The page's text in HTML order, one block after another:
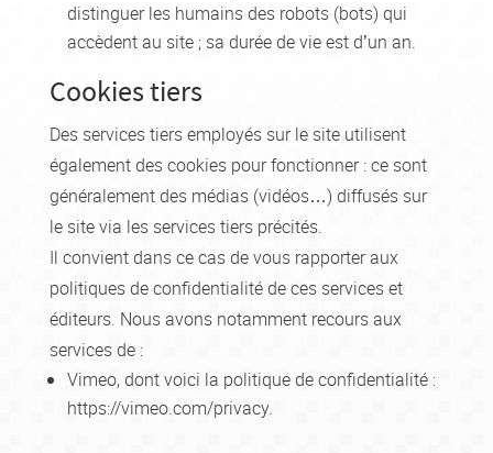
distinguer les humains des robots (bots) qui
accèdent au site ; sa durée de vie est d’un an.
Cookies tiers
Des services tiers employés sur le site utilisent
également des cookies pour fonctionner : ce sont
généralement des médias (vidéos…) diffusés sur
le site via les services tiers précités.
Il convient dans ce cas de vous rapporter aux
politiques de confidentialité de ces services et
éditeurs. Nous avons notamment recours aux
services de :
Vimeo, dont voici la politique de confidentialité :
https://vimeo.com/privacy.